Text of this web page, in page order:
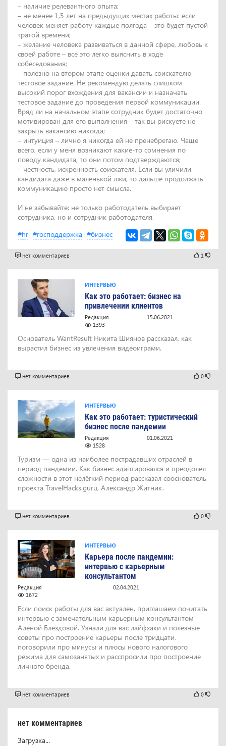
– наличие релевантного опыта;
– не менее 1,5 лет на предыдущих местах работы: если
человек меняет работу каждые полгода – это будет пустой
тратой времени;
– желание человека развиваться в данной сфере, любовь к
своей работе – все это легко выяснить в ходе
собеседования;
– полезно на втором этапе оценки давать соискателю
тестовое задание. Не рекомендую делать слишком
высокий порог вхождения для вакансии и назначать
тестовое задание до проведения первой коммуникации.
Вряд ли на начальном этапе сотрудник будет достаточно
мотивирован для его выполнения – так вы рискуете не
закрыть вакансию никогда;
– интуиция – лично я никогда ей не пренебрегаю. Чаще
всего, если у меня возникают какие-то сомнения по
поводу кандидата, то они потом подтверждаются;
– честность, искренность соискателя. Если вы уличили
кандидата даже в маленькой лжи, то дальше продолжать
коммуникацию просто нет смысла.
И не забывайте: не только работодатель выбирает
сотрудника, но и сотрудник работодателя.
#hr #господдержка #бизнес
нет комментариев 1
ИНТЕРВЬЮ
Как это работает: бизнес на
привлечении клиентов
Редакция
15.06.2021
1393
Основатель WantResult Никита Шиянов рассказал, как
вырастил бизнес из увлечения видеоиграми.
нет комментариев 0
ИНТЕРВЬЮ
Как это работает: туристический
бизнес после пандемии
Редакция
01.06.2021
1528
Туризм — одна из наиболее пострадавших отраслей в
период пандемии. Как бизнес адаптировался и преодолел
сложности в этот нелёгкий период рассказал сооснователь
проекта TravelHacks.guru, Александр Житник.
нет комментариев 0
ИНТЕРВЬЮ
Карьера после пандемии:
интервью с карьерным
консультантом
Редакция
02.04.2021
1672
Если поиск работы для вас актуален, приглашаем почитать
интервью с замечательным карьерным консультантом
Аленой Блездовой. Узнали для вас лайфхаки и полезные
советы про построение карьеры после тридцати,
поговорили про минусы и плюсы нового налогового
режима для самозанятых и расспросили про построение
личного бренда.
нет комментариев 0
нет комментариев
Загрузка...